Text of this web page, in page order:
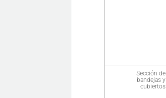
Sección de
bandejas y
cubiertos